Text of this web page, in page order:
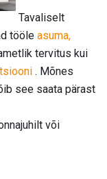
Tavaliselt
tööle asuma,
tervitus kui
. Mõnes
see saata pärast
või